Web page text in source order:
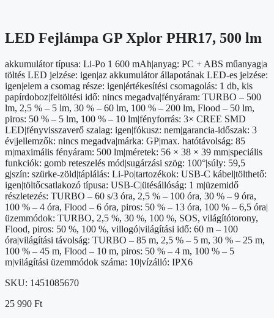
LED Fejlámpa GP Xplor PHR17, 500 lm
akkumulátor típusa: Li-Po 1 600 mAh|anyag: PC + ABS műanyag|a
töltés LED jelzése: igen|az akkumulátor állapotának LED-es jelzése:
igen|elem a csomag része: igen|értékesítési csomagolás: 1 db, kis
papírdoboz|feltöltési idő: nincs megadva|fényáram: TURBO – 500
lm, 2,5 % – 5 lm, 30 % – 60 lm, 100 % – 200 lm, Flood – 50 lm,
piros: 50 % – 5 lm, 100 % – 10 lm|fényforrás: 3× CREE SMD
LED|fényvisszaverő szalag: igen|fókusz: nem|garancia-időszak: 3
év|jellemzők: nincs megadva|márka: GP|max. hatótávolság: 85
m|maximális fényáram: 500 lm|méretek: 56 × 38 × 39 mm|speciális
funkciók: gomb reteszelés mód|sugárzási szög: 100°|súly: 59,5
g|szín: szürke-zöld|táplálás: Li-Po|tartozékok: USB-C kábel|tölthető:
igen|töltőcsatlakozó típusa: USB-C|ütésállóság: 1 m|üzemidő
részletezés: TURBO – 60 s/3 óra, 2,5 % – 100 óra, 30 % – 9 óra,
100 % – 4 óra, Flood – 6 óra, piros: 50 % – 13 óra, 100 % – 6,5 óra|
üzemmódok: TURBO, 2,5 %, 30 %, 100 %, SOS, világítótorony,
Flood, piros: 50 %, 100 %, villogó|világítási idő: 60 m – 100
óra|világítási távolság: TURBO – 85 m, 2,5 % – 5 m, 30 % – 25 m,
100 % – 45 m, Flood – 10 m, piros: 50 % – 4 m, 100 % – 5
m|világítási üzemmódok száma: 10|vízálló: IPX6
SKU: 1451085670
25 990 Ft